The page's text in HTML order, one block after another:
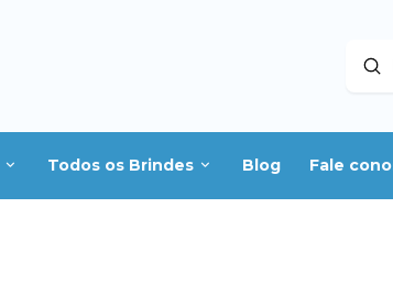
Todos os Brindes Blog Fale